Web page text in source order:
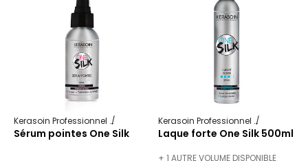
Kerasoin Professionnel
Sérum pointes One Silk
Kerasoin Professionnel
Laque forte One Silk 500ml
+ 1 AUTRE VOLUME DISPONIBLE